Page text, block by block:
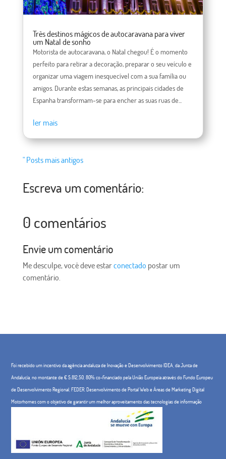
Três destinos mágicos de autocaravana para viver
um Natal de sonho
Motorista de autocaravana, o Natal chegou! É o momento
perfeito para retirar a decoração, preparar o seu veículo e
organizar uma viagem inesquecível com a sua família ou
amigos. Durante estas semanas, as principais cidades de
Espanha transformam-se para encher as suas ruas de...
ler mais
" Posts mais antigos
Escreva um comentário:
0 comentários
Envie um comentário
Me desculpe, você deve estarconectado postar um
comentário.
Foi recebido um incentivo da agência andaluza de Inovação e Desenvolvimento IDEA, da Junta de
Andalucía, no montante de € 5.812,50, 80% co-financiado pela União Europeia através do Fundo Europeu
de Desenvolvimento Regional, FEDER. Desenvolvimento de Portal Web e Áreas de Marketing Digital
Motorhomes com o objetivo de garantir um melhor aproveitamento das tecnologias de informação